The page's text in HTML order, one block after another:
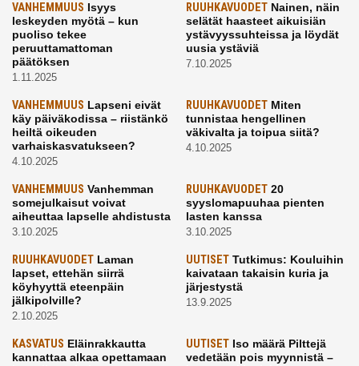
VANHEMMUUS Isyys
leskeyden myötä – kun
puoliso tekee
peruuttamattoman
päätöksen
1.11.2025
RUUHKAVUODETNainen, näin
selätät haasteet aikuisiän
ystävyyssuhteissa ja löydät
uusia ystäviä
7.10.2025
VANHEMMUUS Lapseni eivät
käy päiväkodissa – riistänkö
heiltä oikeuden
varhaiskasvatukseen?
4.10.2025
RUUHKAVUODETMiten
tunnistaa hengellinen
väkivalta ja toipua siitä?
4.10.2025
VANHEMMUUS Vanhemman
somejulkaisut voivat
aiheuttaa lapselle ahdistusta
3.10.2025
RUUHKAVUODET20
syyslomapuuhaa pienten
lasten kanssa
3.10.2025
RUUHKAVUODET Laman
lapset, ettehän siirrä
köyhyyttä eteenpäin
jälkipolville?
2.10.2025
UUTISETTutkimus: Kouluihin
kaivataan takaisin kuria ja
järjestystä
13.9.2025
KASVATUS Eläinrakkautta
kannattaa alkaa opettamaan
UUTISETIso määrä Pilttejä
vedetään pois myynnistä –